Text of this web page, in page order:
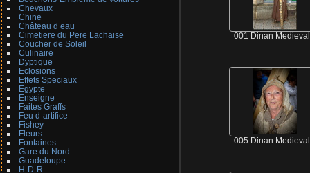
Chevaux
Chine
Château d eau
Cimetiere du Pere Lachaise
Coucher de Soleil
Culinaire
Dyptique
Eclosions
Effets Speciaux
Egypte
Enseigne
Faites Graffs
Feu d-artifice
Fishey
Fleurs
Fontaines
Gare du Nord
Guadeloupe
H-D-R
001 Dinan
005 Dinan